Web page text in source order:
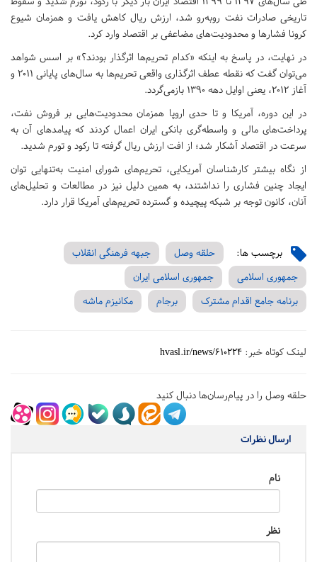
تاریخی صادرات نفت روبه‌رو شد، ارزش ریال کاهش یافت و همزمان شیوع
کرونا فشارها و محدودیت‌های مضاعفی بر اقتصاد وارد کرد.
در نهایت، در پاسخ به اینکه «کدام تحریم‌ها اثرگذار بودند؟» بر اسس شواهد
می‌توان گفت که نقطه عطف اثرگذاری واقعی تحریم‌ها به سال‌های پایانی ۲۰۱۱ و
آغاز ۲۰۱۲، یعنی اوایل دهه ۱۳۹۰ بازمی‌گردد.
در این دوره، آمریکا و تا حدی اروپا همزمان محدودیت‌هایی بر فروش نفت،
پرداخت‌های مالی و واسطه‌گری بانکی ایران اعمال کردند که پیامدهای آن به
سرعت در اقتصاد آشکار شد؛ از افت ارزش ریال گرفته تا رکود و تورم شدید.
از نگاه بیشتر کارشناسان آمریکایی، تحریم‌های شورای امنیت به‌تنهایی توان
ایجاد چنین فشاری را نداشتند، به همین دلیل نیز در مطالعات و تحلیل‌های
آنان، کانون توجه بر شبکه پیچیده و گسترده تحریم‌های آمریکا قرار دارد.
برچسب ها: حلقه وصل
جبهه فرهنگی انقلاب
جمهوری اسلامی
جمهوری اسلامی ایران
برنامه جامع اقدام مشترک
برجام مکانیزم ماشه
لینک کوتاه خبر: hvasl.ir/news/610224
حلقه وصل را در پیام‌رسان‌ها دنبال کنید
ارسال نظرات
نام
نظر